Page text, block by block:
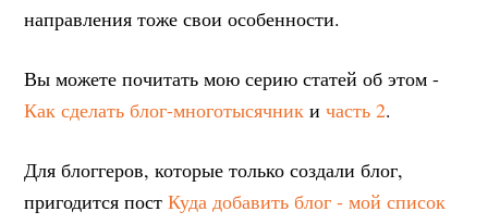
направления тоже свои особенности.
Вы можете почитать мою серию статей об этом -
Как сделать блог-многотысячник ичасть 2.
Для блоггеров, которые только создали блог,
пригодится постКуда добавить блог - мой список